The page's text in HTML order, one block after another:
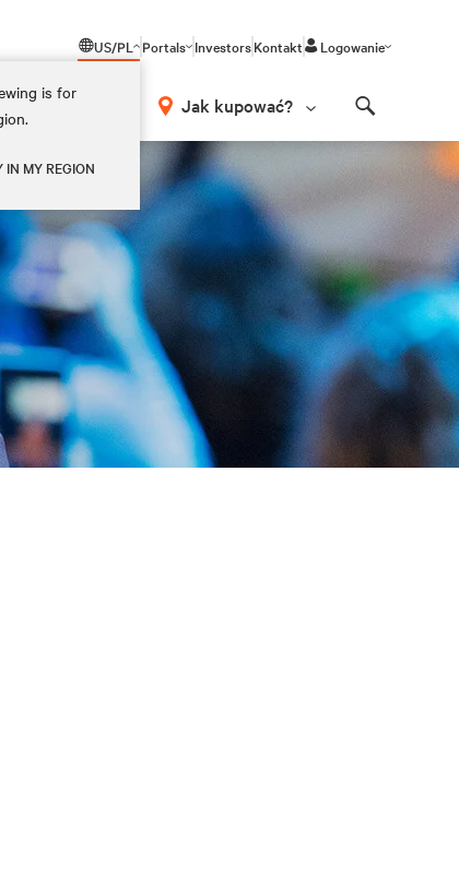
US/PL
is for
IN MY REGION
Portals InvestorsKontakt Logowanie
Jak kupować?